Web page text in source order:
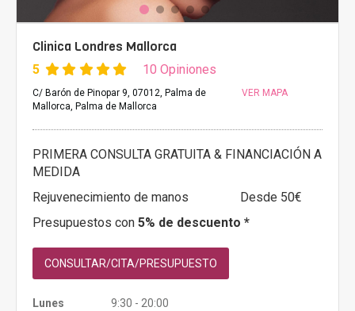
Clinica Londres Mallorca
5 10 Opiniones
C/ Barón de Pinopar 9, 07012, Palma de
Mallorca, Palma de Mallorca
VER MAPA
PRIMERA CONSULTA GRATUITA & FINANCIACIÓN A
MEDIDA
Rejuvenecimiento de manos
Desde 50€
Presupuestos con 5% de descuento *
CONSULTAR/CITA/PRESUPUESTO
Lunes
9:30 - 20:00